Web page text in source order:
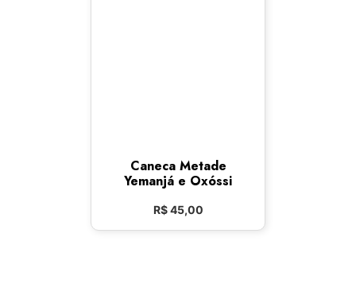
Caneca Metade
Yemanjá e Oxóssi
R$45,00